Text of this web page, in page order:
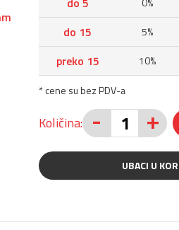
do 15
5%
preko 15
10%
* cene su bez PDV-a
Količina: - +
UBACI U